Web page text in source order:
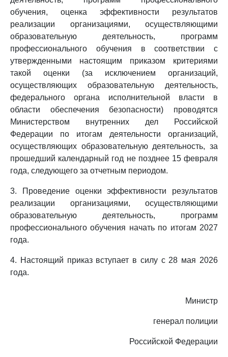
обучения, оценка эффективности результатов
реализации организациями, осуществляющими
образовательную деятельность, программ
профессионального обучения в соответствии с
утвержденными настоящим приказом критериями
такой оценки (за исключением организаций,
осуществляющих образовательную деятельность,
федерального органа исполнительной власти в
области обеспечения безопасности) проводятся
Министерством внутренних дел Российской
Федерации по итогам деятельности организаций,
осуществляющих образовательную деятельность, за
прошедший календарный год не позднее 15 февраля
года, следующего за отчетным периодом.
3. Проведение оценки эффективности результатов
реализации организациями, осуществляющими
образовательную деятельность, программ
профессионального обучения начать по итогам 2027
года.
4. Настоящий приказ вступает в силу с 28 мая 2026
года.
Министр
генерал полиции
Российской Федерации